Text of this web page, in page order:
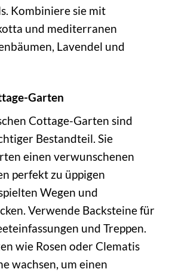
Kombiniere sie mit
und mediterranen
Lavendel und
Garten
Cottage-Garten sind
Bestandteil. Sie
einen verwunschenen
perfekt zu üppigen
Wegen und
Verwende Backsteine für
und Treppen.
wie Rosen oder Clematis
wachsen, um einen